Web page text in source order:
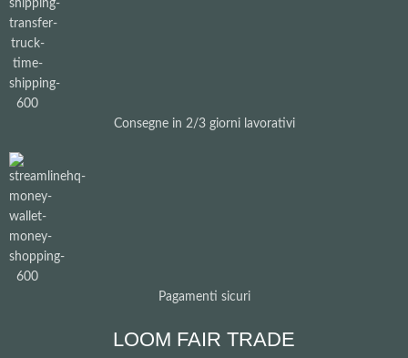
Consegne in 2/3 giorni lavorativi
Pagamenti sicuri
LOOM FAIR TRADE